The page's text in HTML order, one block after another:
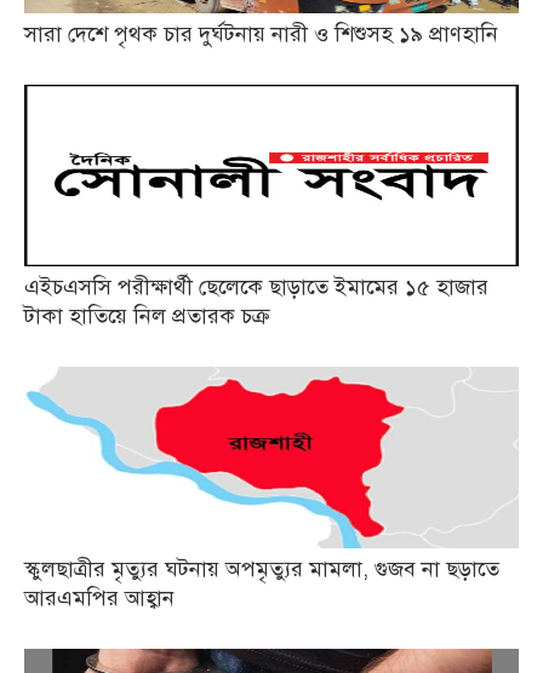
সারা দেশে পৃথক চার দুর্ঘটনায় নারী ও শিশুসহ ১৯ প্রাণহানি
এইচএসসি পরীক্ষার্থী ছেলেকে ছাড়াতে ইমামের ১৫ হাজার
টাকা হাতিয়ে নিল প্রতারক চক্র
স্কুলছাত্রীর মৃত্যুর ঘটনায় অপমৃত্যুর মামলা, গুজব না ছড়াতে
আরএমপির আহ্বান